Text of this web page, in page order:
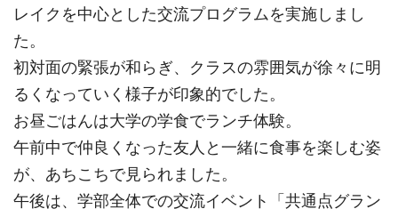
レイクを中心とした交流プログラムを実施しま し
た。
初対面の緊張が和らぎ、 クラスの雰囲気が徐々に明
るくなっていく様子が印象的でした。
お昼ごはんは大学の学食でランチ体験。
午前中で仲良くなった友人と一緒に食事を楽しむ姿
が、 あちこちで見られました。
午後は、学部全体での交流イベント「共通点グラン